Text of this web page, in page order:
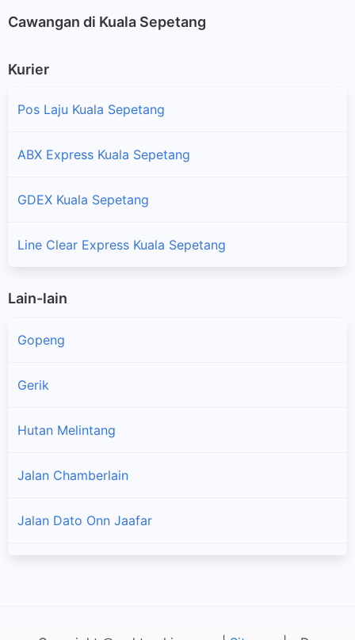
Cawangan di Kuala Sepetang
Kurier
Pos Laju Kuala Sepetang
ABX Express Kuala Sepetang
GDEX Kuala Sepetang
Line Clear Express Kuala Sepetang
Lain-lain
Gopeng
Gerik
Hutan Melintang
Jalan Chamberlain
Jalan Dato Onn Jaafar